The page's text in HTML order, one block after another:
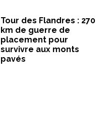
Tour des Flandres : 270
km de guerre de
placement pour
survivre aux monts
pavés